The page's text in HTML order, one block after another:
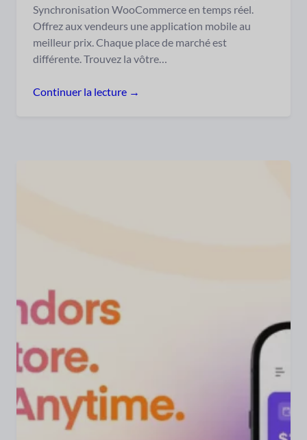
Synchronisation WooCommerce en temps réel.
Offrez aux vendeurs une application mobile au
meilleur prix. Chaque place de marché est
différente. Trouvez la vôtre…
Continuer la lecture →